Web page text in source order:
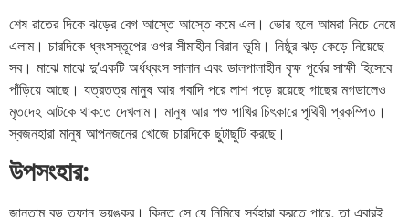
শেষ রাতের দিকে ঝড়ের বেগ আস্তে আস্তে কমে এল। ভোর হলে আমরা নিচে নেমে
এলাম। চারদিকে ধ্বংসস্তূপের ওপর সীমাহীন বিরান ভূমি। নিষ্ঠুর ঝড় কেড়ে নিয়েছে
সব। মাঝে মাঝে দু’একটি অর্ধধ্বংস সালান এবং ডালপালাহীন বৃক্ষ পূর্বের সাক্ষী হিসেবে
পাঁড়িয়ে আছে। যত্রতত্র মানুষ আর গবাদি পরে লাশ পড়ে রয়েছে গাছের মগডালেও
মৃতদেহ আটকে থাকতে দেখলাম। মানুষ আর পশু পাখির চিৎকারে পৃথিবী প্রকম্পিত।
স্বজনহারা মানুষ আপনজনের খোজে চারদিকে ছুটাছুটি করছে।
উপসংহার:
জানতাম বড় তুফান ভয়ঙ্কর। কিন্তু সে যে নিমিষে সর্বহারা করতে পারে, তা এবারই